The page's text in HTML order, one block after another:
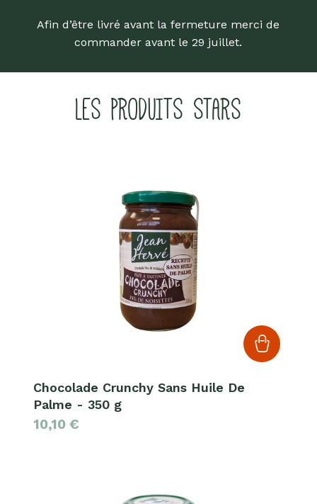
Afin d’être livré avant la fermeture merci de
commander avant le 29 juillet.
LES PRODUITS STARS
Chocolade Crunchy Sans Huile De
Palme - 350 g
10,10 €